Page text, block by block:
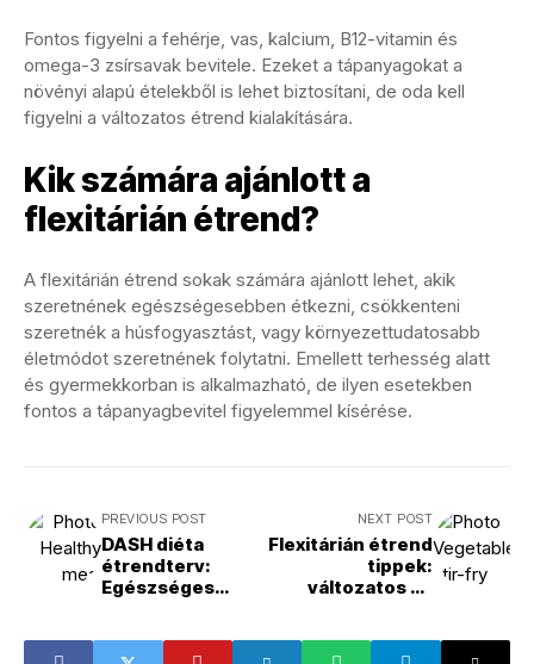
Fontos figyelni a fehérje, vas, kalcium, B12-vitamin és
omega-3 zsírsavak bevitele. Ezeket a tápanyagokat a
növényi alapú ételekből is lehet biztosítani, de oda kell
figyelni a változatos étrend kialakítására.
Kik számára ajánlott a
flexitárián étrend?
A flexitárián étrend sokak számára ajánlott lehet, akik
szeretnének egészségesebben étkezni, csökkenteni
szeretnék a húsfogyasztást, vagy környezettudatosabb
életmódot szeretnének folytatni. Emellett terhesség alatt
és gyermekkorban is alkalmazható, de ilyen esetekben
fontos a tápanyagbevitel figyelemmel kísérése.
PREVIOUS POST
DASH diéta
étrendterv:
Egészséges
NEXT POST
Flexitárián étrend
tippek:
változatos és